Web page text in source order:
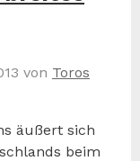
von Toros
äußert sich
beim